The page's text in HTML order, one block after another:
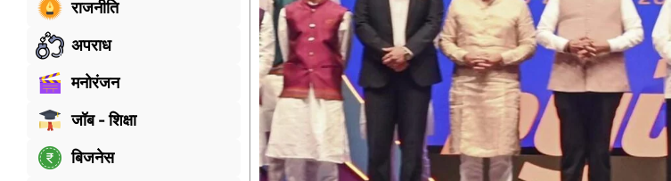
राजनीति
अपराध
मनोरंजन
जॉब - शिक्षा
बिजनेस